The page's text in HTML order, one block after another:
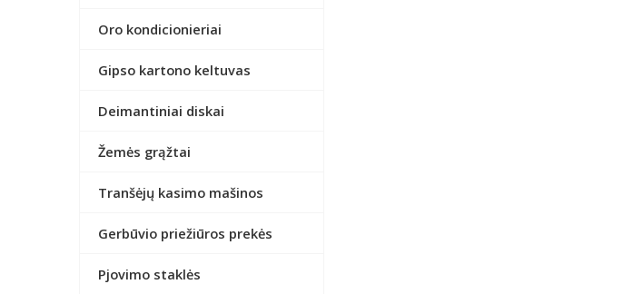
Oro kondicionieriai
Gipso kartono keltuvas
Deimantiniai diskai
Žemės grąžtai
Tranšėjų kasimo mašinos
Gerbūvio priežiūros prekės
Pjovimo staklės